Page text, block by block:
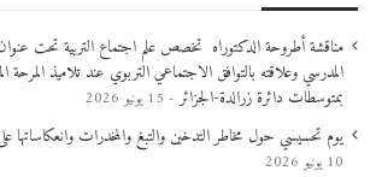
مناقشة أطروحة الدكتوراه تخصص علم اجتماع التربية تحت
المدرسي وعلاقته بالتوافق الاجتماعي التربوي عند تلاميذ المرحة
بمتوسطات دائرة زرالدة-الجزائر
15 يونيو 2026
يوم تحسيسي حول مخاطر التدخين والتبغ والمخدرات وانعكاساتها
10 يونيو 2026